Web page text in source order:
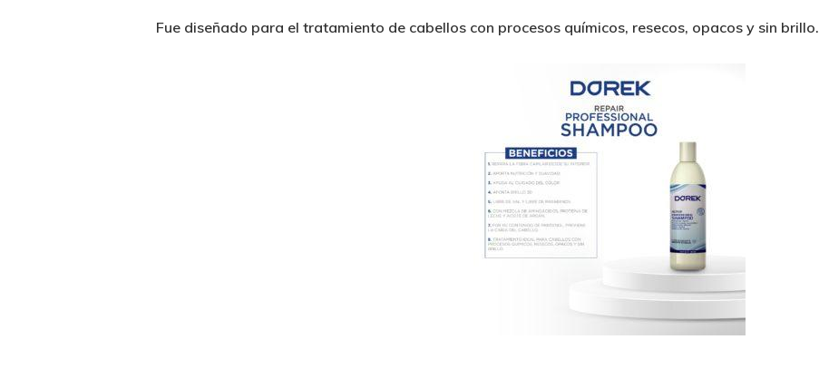
Fue diseñado para el tratamiento de cabellos con procesos químicos, resecos, opacos y sin brillo.